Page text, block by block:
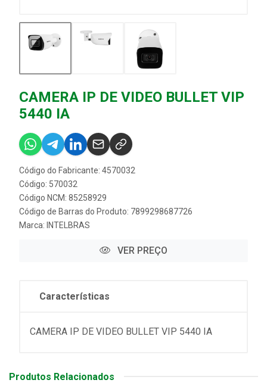
CAMERA IP DE VIDEO BULLET VIP
5440 IA
Código do Fabricante: 4570032
Código: 570032
Código NCM: 85258929
Código de Barras do Produto: 7899298687726
Marca: INTELBRAS
VER PREÇO
Características
CAMERA IP DE VIDEO BULLET VIP 5440 IA
Produtos Relacionados